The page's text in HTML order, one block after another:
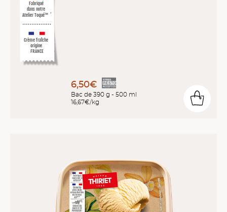
Fabriqué
dans notre
Atelier Toqué™ *
Crème fraîche
origine
FRANCE
6,50€
Bac de 390 g - 500 ml
16,67€/kg